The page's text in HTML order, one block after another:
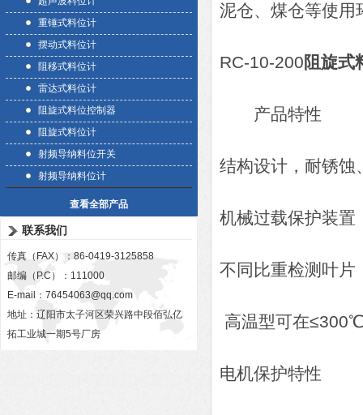
重锤式料位计
摆动式料位计
阻移式料位计
雷达式料位计
阻旋式料位控制器
阻旋式料位计
射频导纳料位开关
射频导纳料位计
查看全部产品
联系我们
传真（FAX）：86-0419-3125858
邮编（P.C）：111000
E-mail： 76454063@qq.com
地址：辽阳市太子河区荣兴路中段佰弘亿
拓工业城一期5号厂房
泥仓、煤仓等使用
RC-10-200阻旋式
产品特性
结构设计，耐锈蚀
机械过载保护装置
不同比重检测叶片
高温型可在
电机保护特性